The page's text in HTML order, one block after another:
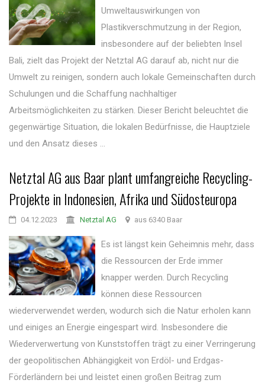
Umweltauswirkungen von
Plastikverschmutzung in der Region,
insbesondere auf der beliebten Insel
Bali, zielt das Projekt der Netztal AG darauf ab, nicht nur die
Umwelt zu reinigen, sondern auch lokale Gemeinschaften durch
Schulungen und die Schaffung nachhaltiger
Arbeitsmöglichkeiten zu stärken. Dieser Bericht beleuchtet die
gegenwärtige Situation, die lokalen Bedürfnisse, die Hauptziele
und den Ansatz dieses ...
Netztal AG aus Baar plant umfangreiche Recycling-
Projekte in Indonesien, Afrika und Südosteuropa
04.12.2023 Netztal AG aus 6340 Baar
Es ist längst kein Geheimnis mehr, dass
die Ressourcen der Erde immer
knapper werden. Durch Recycling
können diese Ressourcen
wiederverwendet werden, wodurch sich die Natur erholen kann
und einiges an Energie eingespart wird. Insbesondere die
Wiederverwertung von Kunststoffen trägt zu einer Verringerung
der geopolitischen Abhängigkeit von Erdöl- und Erdgas-
Förderländern bei und leistet einen großen Beitrag zum